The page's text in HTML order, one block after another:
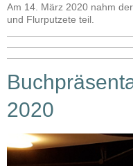
Am 14. März 2020 nahm
und Flurputzete teil.
2020